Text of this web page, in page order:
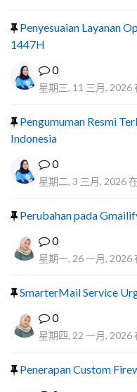
Penyesuaian Layanan
1447H
0
星期三, 11 三月, 2026
Pengumuman Resmi
Indonesia
0
星期二, 3 三月, 2026
Perubahan pada
0
星期一, 26 一月, 2026
SmarterMail Service
0
星期四, 22 一月, 2026
Penerapan Custom